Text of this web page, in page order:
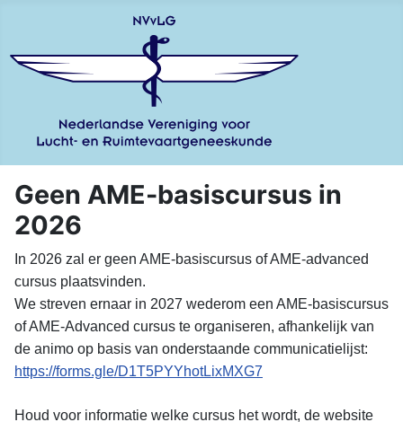
Geen AME-basiscursus in
2026
In 2026 zal er geen AME-basiscursus of AME-advanced
cursus plaatsvinden.
We streven ernaar in 2027 wederom een AME-basiscursus
of AME-Advanced cursus te organiseren, afhankelijk van
de animo op basis van onderstaande communicatielijst:
https://forms.gle/D1T5PYYhotLixMXG7
Houd voor informatie welke cursus het wordt, de website